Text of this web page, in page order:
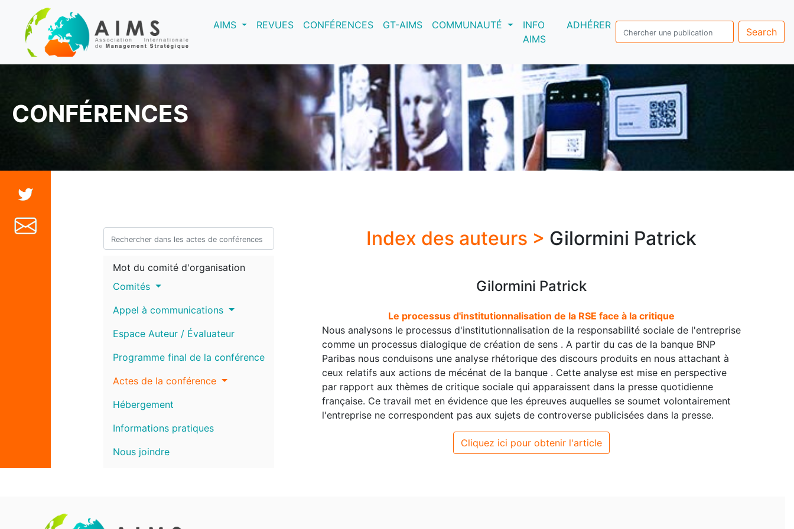
AIMS(current)REVUES CONFÉRENCES GT-AIMS COMMUNAUTÉ
INFO
AIMS
ADHÉRER
Search
CONFÉRENCES
Mot du comité d'organisation
Comités
Appel à communications
Espace Auteur / Évaluateur
Programme final de la conférence
Actes de la conférence
Hébergement
Informations pratiques
Nous joindre
Index des auteurs > Gilormini Patrick
Gilormini Patrick
Le processus d'institutionnalisation de la RSE face à la critique
Nous analysons le processus d'institutionnalisation de la responsabilité sociale de l'entreprise
comme un processus dialogique de création de sens . A partir du cas de la banque BNP
Paribas nous conduisons une analyse rhétorique des discours produits en nous attachant à
ceux relatifs aux actions de mécénat de la banque . Cette analyse est mise en perspective
par rapport aux thèmes de critique sociale qui apparaissent dans la presse quotidienne
française. Ce travail met en évidence que les épreuves auquelles se soumet volontairement
l'entreprise ne correspondent pas aux sujets de controverse publicisées dans la presse.
Cliquez ici pour obtenir l'article